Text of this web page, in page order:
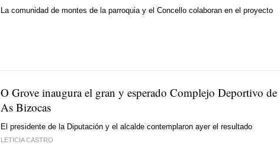
La comunidad de montes de la parroquia y el Concello colaboran en el proyecto
O Grove inaugura el gran y esperado Complejo Deportivo de
As Bizocas
El presidente de la Diputación y el alcalde contemplaron ayer el resultado
LETICIA CASTRO